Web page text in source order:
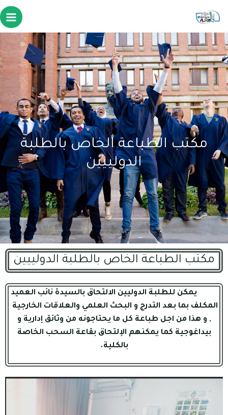
مكتب الطباعة الخاص بالطلبة
الدولييين
مكتب الطباعة الخاص بالطلبة الدولييين
يمكن للطلبة الدوليين الالتحاق بالسيدة نائب العميد
المكلف بما بعد التدرج و البحث العلمي والعلاقات الخارجية
, و هذا من اجل طباعة كل ما يحتاجونه من وثائق إدارية و
بيداغوجية كما يمكنهم الإلتحاق بقاعة السحب الخاصة
بالكلية.